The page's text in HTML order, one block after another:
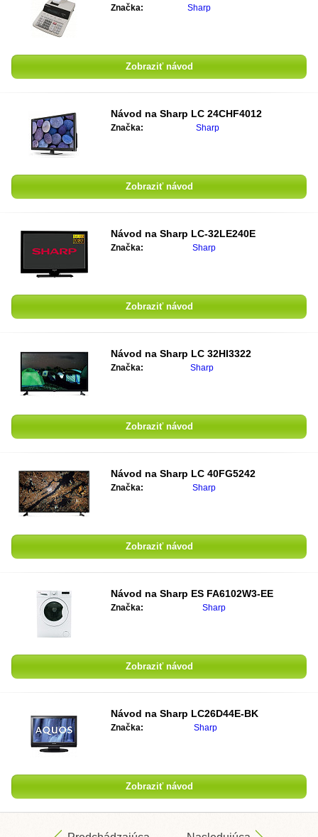
Značka: Sharp
Zobraziť návod
Návod na Sharp LC 24CHF4012
Značka: Sharp
Zobraziť návod
Návod na Sharp LC-32LE240E
Značka: Sharp
Zobraziť návod
Návod na Sharp LC 32HI3322
Značka: Sharp
Zobraziť návod
Návod na Sharp LC 40FG5242
Značka: Sharp
Zobraziť návod
Návod na Sharp ES FA6102W3-EE
Značka: Sharp
Zobraziť návod
Návod na Sharp LC26D44E-BK
Značka: Sharp
Zobraziť návod